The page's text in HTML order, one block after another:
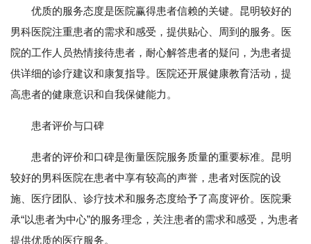
优质的服务态度是医院赢得患者信赖的关键。昆明较好的
男科医院注重患者的需求和感受，提供贴心、周到的服务。医
院的工作人员热情接待患者，耐心解答患者的疑问，为患者提
供详细的诊疗建议和康复指导。医院还开展健康教育活动，提
高患者的健康意识和自我保健能力。
患者评价与口碑
患者的评价和口碑是衡量医院服务质量的重要标准。昆明
较好的男科医院在患者中享有较高的声誉，患者对医院的设
施、医疗团队、诊疗技术和服务态度给予了高度评价。医院秉
承“以患者为中心”的服务理念，关注患者的需求和感受，为患者
提供优质的医疗服务。